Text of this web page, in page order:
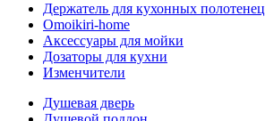
Держатель для кухонных полотенец
Omoikiri-home
Аксессуары для мойки
Дозаторы для кухни
Изменчители
Душевая дверь